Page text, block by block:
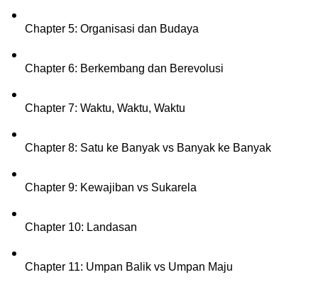
Chapter 5: Organisasi dan Budaya
Chapter 6: Berkembang dan Berevolusi
Chapter 7: Waktu, Waktu, Waktu
Chapter 8: Satu ke Banyak vs Banyak ke Banyak
Chapter 9: Kewajiban vs Sukarela
Chapter 10: Landasan
Chapter 11: Umpan Balik vs Umpan Maju